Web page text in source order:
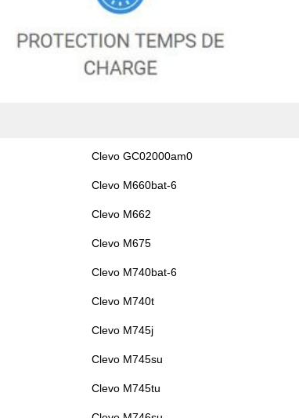
Clevo GC02000am0
Clevo M660bat-6
Clevo M662
Clevo M675
Clevo M740bat-6
Clevo M740t
Clevo M745j
Clevo M745su
Clevo M745tu